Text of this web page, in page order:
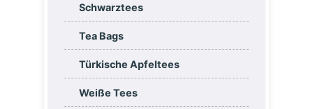
Schwarztees
Tea Bags
Türkische Apfeltees
Weiße Tees